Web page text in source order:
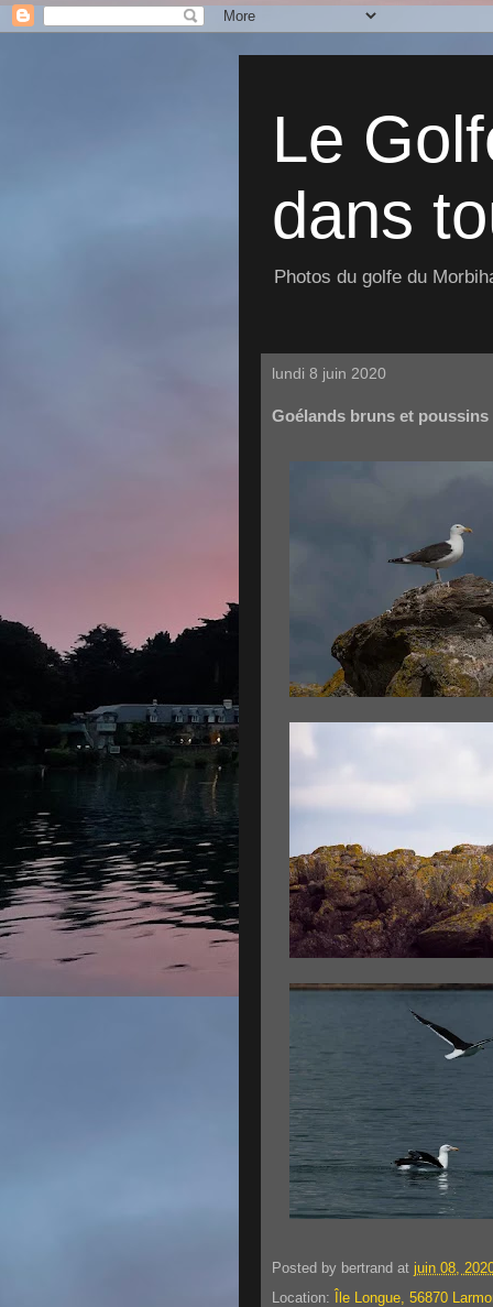
Le
dans
Photos du golfe du
lundi 8 juin 2020
Goélands bruns et poussins
Posted by bertrand at juin 08,
Location:
Île Longue, 56870